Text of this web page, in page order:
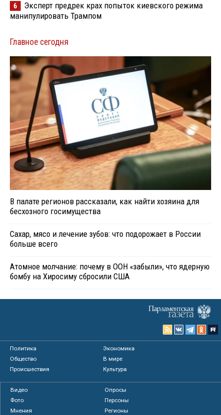
6
Эксперт предрек крах попыток киевского режима
манипулировать Трампом
Главное сегодня
В палате регионов рассказали, как найти хозяина для
бесхозного госимущества
Сахар, мясо и лечение зубов: что подорожает в России
больше всего
Атомное молчание: почему в ООН «забыли», что ядерную
бомбу на Хиросиму сбросили США
Политика
Экономика
Общество
В мире
Происшествия
Культура
Видео
Опросы
Фото
Персоны
Мнения
Регионы